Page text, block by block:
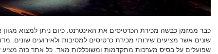
כבר ממזמן כבשה מכירת הכרטיסים את האינטרנט. כיום ניתן למצוא מגוון
שונים אשר מציעים שירותי מכירת כרטיסים למסיבות ולאירועים שונים.
שפועלים על בסיס מערכות מתקדמות ומשוכללות מאד. כל אתר כזה מציע